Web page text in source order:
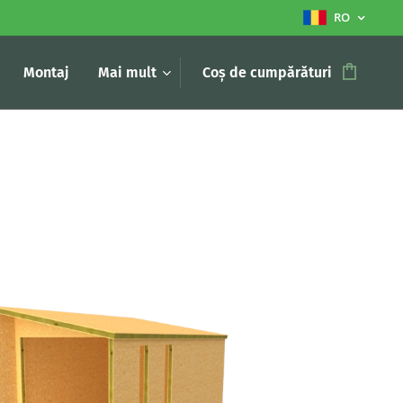
RO
Montaj Mai mult Coș de cumpărături